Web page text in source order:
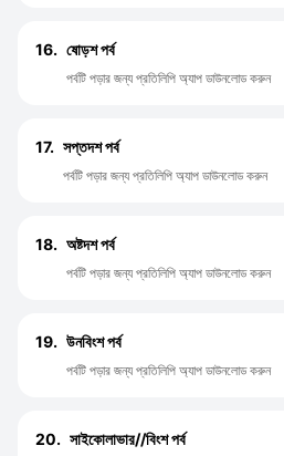
16. ষোড়শ পর্ব
পর্বটি পড়ার জন্য প্রতিলিপি অ্যাপ ডাউনলোড করুন
17. সপ্তদশ পর্ব
পর্বটি পড়ার জন্য প্রতিলিপি অ্যাপ ডাউনলোড করুন
18. অষ্টদশ পর্ব
পর্বটি পড়ার জন্য প্রতিলিপি অ্যাপ ডাউনলোড করুন
19. উনবিংশ পর্ব
পর্বটি পড়ার জন্য প্রতিলিপি অ্যাপ ডাউনলোড করুন
20. সাইকোলাভার//বিংশ পর্ব